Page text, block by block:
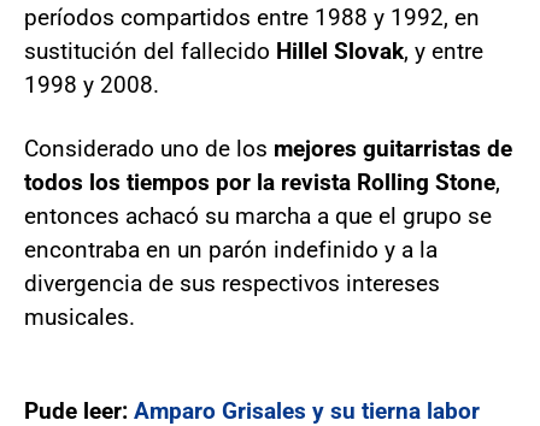
períodos compartidos entre 1988 y 1992, en
sustitución del fallecido Hillel Slovak, y entre
1998 y 2008.
Considerado uno de los mejores guitarristas de
todos los tiempos por la revista Rolling Stone,
entonces achacó su marcha a que el grupo se
encontraba en un parón indefinido y a la
divergencia de sus respectivos intereses
musicales.
Pude leer: Amparo Grisales y su tierna labor